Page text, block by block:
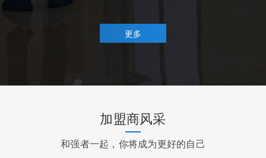
更多
加盟商风采
和强者一起，你将成为更好的自己